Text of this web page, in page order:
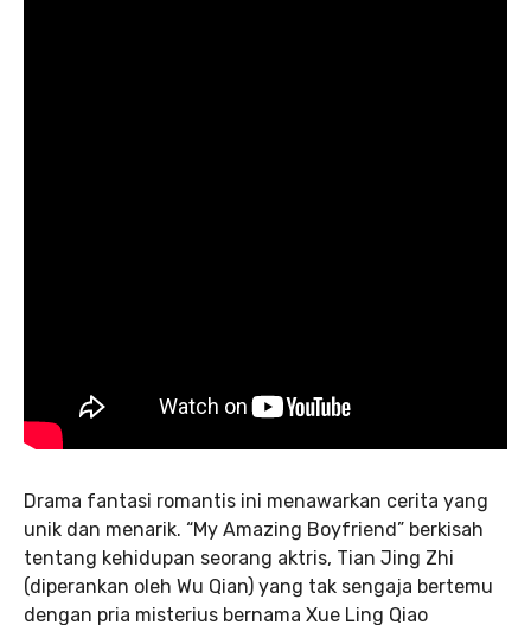
Drama fantasi romantis ini menawarkan cerita yang
unik dan menarik. “My Amazing Boyfriend” berkisah
tentang kehidupan seorang aktris, Tian Jing Zhi
(diperankan oleh Wu Qian) yang tak sengaja bertemu
dengan pria misterius bernama Xue Ling Qiao